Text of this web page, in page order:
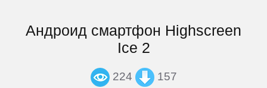
Андроид смартфон Highscreen
Ice 2
224 157
Firmware